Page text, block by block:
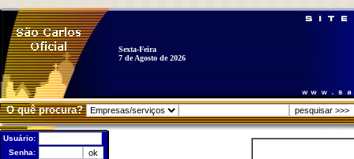
Sexta-Feira
7 de Agosto de 2026
O quê procura?
Usuário:
Senha: